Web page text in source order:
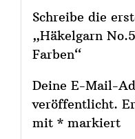
Schreibe die
„Häkelgarn
Farben“
Deine E-Mail-
veröffentlicht.
mit *markiert